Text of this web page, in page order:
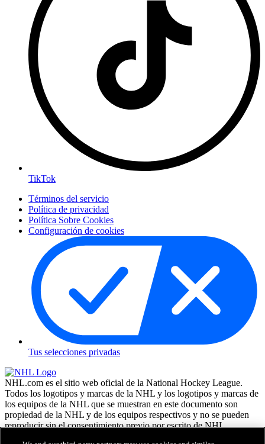
TikTok
Términos del servicio
Política de privacidad
Política Sobre Cookies
Configuración de cookies
Tus selecciones privadas
NHL.com es el sitio web oficial de la National Hockey League.
Todos los logotipos y marcas de la NHL y los logotipos y marcas de
los equipos de la NHL que se muestran en este documento son
propiedad de la NHL y de los equipos respectivos y no se pueden
reproducir sin el consentimiento previo por escrito de NHL